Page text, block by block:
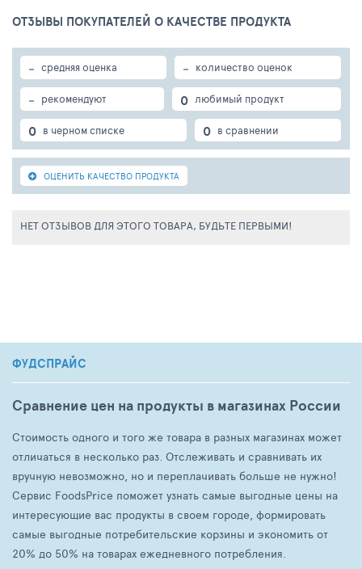
смойте тёплой водой. Состав: масла какао, ши
мяты курчавой.
ОТЗЫВЫ ПОКУПАТЕЛЕЙ О КАЧЕСТВЕ ПРОДУКТА
- средняя оценка - количество оценок
- рекомендуют 0 любимый продукт
0 в черном списке 0 в сравнении
ОЦЕНИТЬ КАЧЕСТВО ПРОДУКТА
НЕТ ОТЗЫВОВ ДЛЯ ЭТОГО ТОВАРА, БУДЬТЕ ПЕРВЫМИ!
ФУДСПРАЙС
Сравнение цен на продукты в магазинах России
Стоимость одного и того же товара в разных магазинах может
отличаться в несколько раз. Отслеживать и сравнивать их
вручную невозможно, но и переплачивать больше не нужно!
Сервис FoodsPrice поможет узнать самые выгодные цены на
интересующие вас продукты в своем городе, формировать
самые выгодные потребительские корзины и экономить от
20% до 50% на товарах ежедневного потребления.